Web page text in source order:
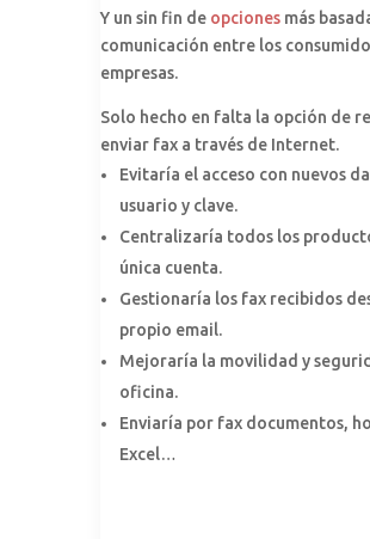
Y un sin fin de opciones más
comunicación entre los
empresas.
Solo hecho en falta la opción de
enviar fax a través de Internet.
Evitaría el acceso con nuevos
usuario y clave.
Centralizaría todos los
única cuenta.
Gestionaría los fax recibidos
propio email.
Mejoraría la movilidad y
oficina.
Enviaría por fax documentos,
Excel…